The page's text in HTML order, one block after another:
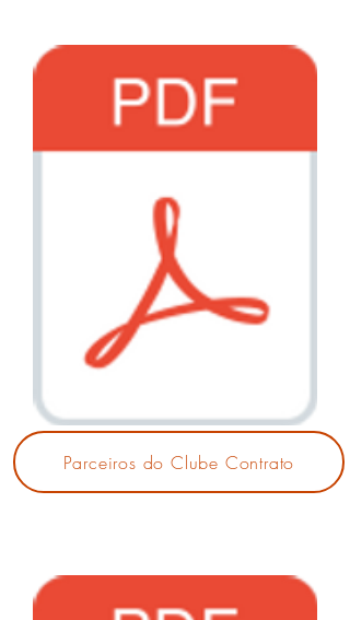
Parceiros do Clube Contrato